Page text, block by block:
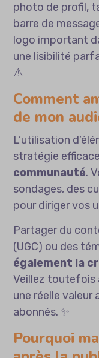
photo de profil,
barre de
logo important
une lisibilité
⚠️
Comment
de mon
L’utilisation
stratégie
communauté.
sondages, des
pour diriger vos
Partager du
(UGC) ou des
également la
Veillez toutefois
une réelle valeur
abonnés. ✨
Pourquoi